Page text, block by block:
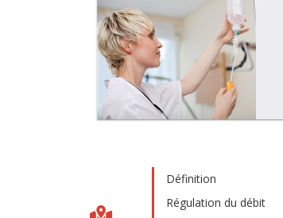
Définition
Régulation du débit